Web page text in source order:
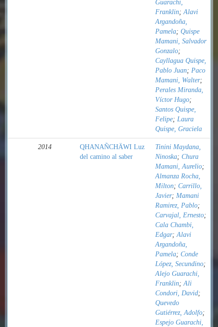
Guarachi,
Franklin;Alavi
Argandoña,
Pamela; Quispe
Mamani, Salvador
Gonzalo;
Cayllagua Quispe,
Pablo Juan; Paco
Mamani, Walter;
Perales Miranda,
Víctor Hugo;
Santos Quispe,
Felipe; Laura
Quispe, Graciela
2014
QHANAÑCHÄWI Luz
del camino al saber
Tinini Maydana,
Ninoska; Chura
Mamani, Aurelio;
Almanza Rocha,
Milton; Carrillo,
Javier; Mamani
Ramirez, Pablo;
Carvajal, Ernesto;
Cala Chambi,
Edgar;Alavi
Argandoña,
Pamela; Conde
López, Secundino;
Alejo Guarachi,
Franklin;Ali
Condori, David;
Quevedo
Gutiérrez, Adolfo;
Espejo Guarachi,